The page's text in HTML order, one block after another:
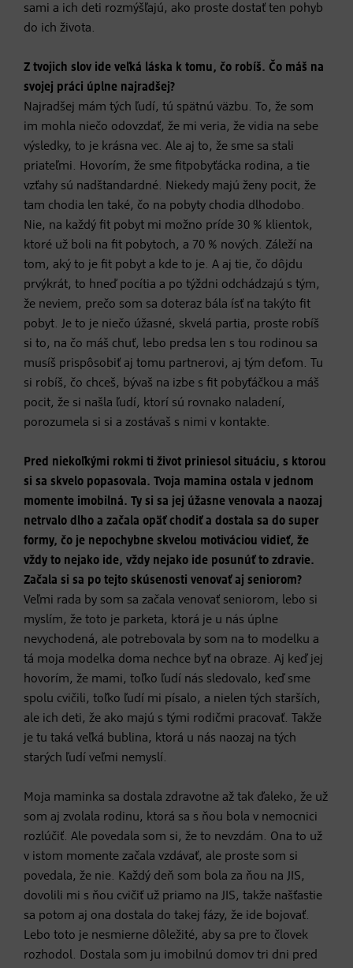
sami a ich deti rozmýšľajú, ako proste dostať ten pohyb
do ich života.
Z tvojich slov ide veľká láska k tomu, čo robíš. Čo máš na
svojej práci úplne najradšej?
Najradšej mám tých ľudí, tú spätnú väzbu. To, že som
im mohla niečo odovzdať, že mi veria, že vidia na sebe
výsledky, to je krásna vec. Ale aj to, že sme sa stali
priateľmi. Hovorím, že sme fitpobyťácka rodina, a tie
vzťahy sú nadštandardné. Niekedy majú ženy pocit, že
tam chodia len také, čo na pobyty chodia dlhodobo.
Nie, na každý fit pobyt mi možno príde 30 % klientok,
ktoré už boli na fit pobytoch, a 70 % nových. Záleží na
tom, aký to je fit pobyt a kde to je. A aj tie, čo dôjdu
prvýkrát, to hneď pocítia a po týždni odchádzajú s tým,
že neviem, prečo som sa doteraz bála ísť na takýto fit
pobyt. Je to je niečo úžasné, skvelá partia, proste robíš
si to, na čo máš chuť, lebo predsa len s tou rodinou sa
musíš prispôsobiť aj tomu partnerovi, aj tým deťom. Tu
si robíš, čo chceš, bývaš na izbe s fit pobyťáčkou a máš
pocit, že si našla ľudí, ktorí sú rovnako naladení,
porozumela si si a zostávaš s nimi v kontakte.
Pred niekoľkými rokmi ti život priniesol situáciu, s ktorou
si sa skvelo popasovala. Tvoja mamina ostala v jednom
momente imobilná. Ty si sa jej úžasne venovala a naozaj
netrvalo dlho a začala opäť chodiť a dostala sa do super
formy, čo je nepochybne skvelou motiváciou vidieť, že
vždy to nejako ide, vždy nejako ide posunúť to zdravie.
Začala si sa po tejto skúsenosti venovať aj seniorom?
Veľmi rada by som sa začala venovať seniorom, lebo si
myslím, že toto je parketa, ktorá je u nás úplne
nevychodená, ale potrebovala by som na to modelku a
tá moja modelka doma nechce byť na obraze. Aj keď jej
hovorím, že mami, toľko ľudí nás sledovalo, keď sme
spolu cvičili, toľko ľudí mi písalo, a nielen tých starších,
ale ich deti, že ako majú s tými rodičmi pracovať. Takže
je tu taká veľká bublina, ktorá u nás naozaj na tých
starých ľudí veľmi nemyslí.
Moja maminka sa dostala zdravotne až tak ďaleko, že už
som aj zvolala rodinu, ktorá sa s ňou bola v nemocnici
rozlúčiť. Ale povedala som si, že to nevzdám. Ona to už
v istom momente začala vzdávať, ale proste som si
povedala, že nie. Každý deň som bola za ňou na JIS,
dovolili mi s ňou cvičiť už priamo na JIS, takže našťastie
sa potom aj ona dostala do takej fázy, že ide bojovať.
Lebo toto je nesmierne dôležité, aby sa pre to človek
rozhodol. Dostala som ju imobilnú domov tri dni pred